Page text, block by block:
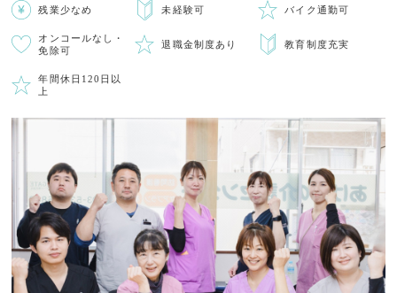
残業少なめ 未経験可 バイク通勤可
オンコールなし・
免除可
退職金制度あり 教育制度充実
年間休日120日以
上